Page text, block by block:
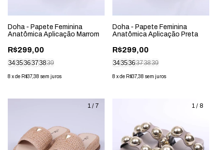
Doha - Papete Feminina
Anatômica Aplicação Marrom
R$299,00
343536373839
8 xde R$37,38 sem juros
Doha - Papete Feminina
Anatômica Aplicação Preta
R$299,00
343536373839
8 xde R$37,38 sem juros
1 / 7 1 / 8